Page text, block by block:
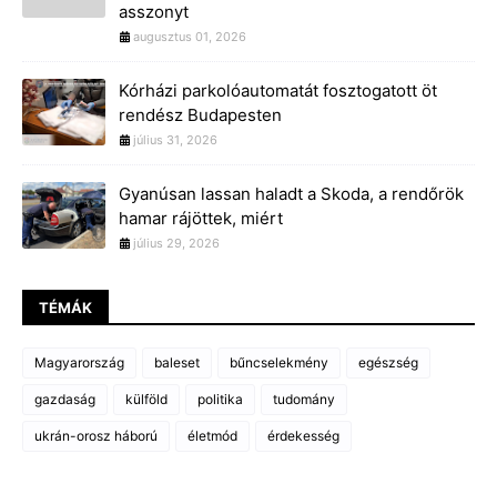
asszonyt
augusztus 01, 2026
Kórházi parkolóautomatát fosztogatott öt
rendész Budapesten
július 31, 2026
Gyanúsan lassan haladt a Skoda, a rendőrök
hamar rájöttek, miért
július 29, 2026
TÉMÁK
Magyarország baleset bűncselekmény egészség
gazdaság külföld politika tudomány
ukrán-orosz háború életmód érdekesség